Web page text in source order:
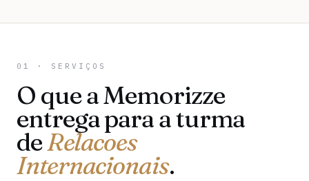
01 · SERVIÇOS
O que a Memorizze
entrega para a turma
deRelacoes
Internacionais.